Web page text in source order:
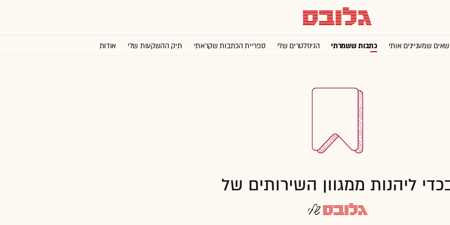
שמעניינים אותי כתבות ששמרתי הניוזלטרים שלי ספריית הכתבות שקראתי תיק ההשקעות שלי אודות
ליהנות ממגוון השירותים של